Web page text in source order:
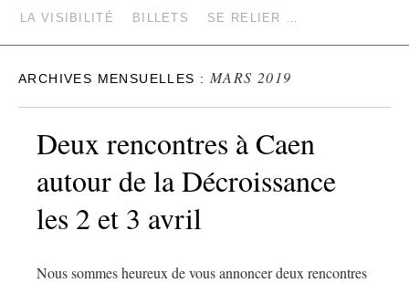
LA VISIBILITÉ BILLETS SE RELIER …
ARCHIVES MENSUELLES : MARS 2019
Deux rencontres à Caen
autour de la Décroissance
les 2 et 3 avril
Nous sommes heureux de vous annoncer deux rencontres